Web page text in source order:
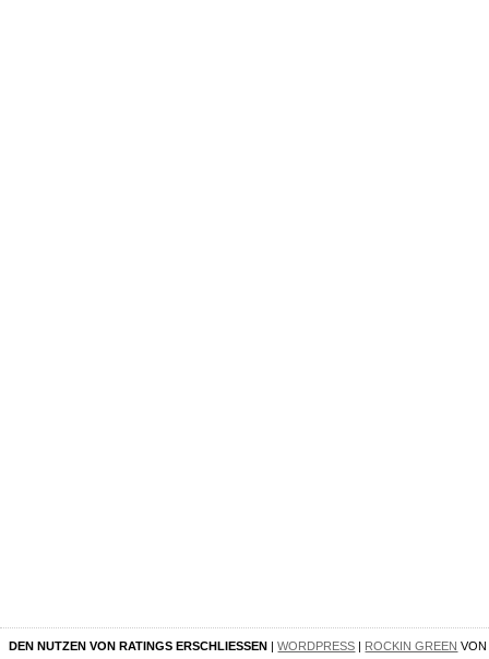
DEN NUTZEN VON RATINGS ERSCHLIESSEN |WORDPRESS | ROCKIN GREEN